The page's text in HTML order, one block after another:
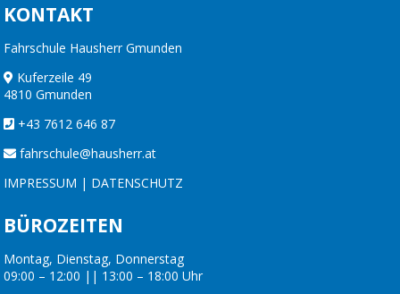
KONTAKT
Fahrschule Hausherr Gmunden
Kuferzeile 49
4810 Gmunden
+43 7612 646 87
fahrschule@hausherr.at
IMPRESSUM | DATENSCHUTZ
BÜROZEITEN
Montag, Dienstag, Donnerstag
09:00 – 12:00 || 13:00 – 18:00 Uhr